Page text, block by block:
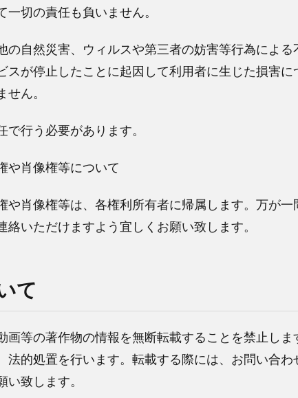
切の責任も負いません。
の自然災害、ウィルスや第三者の妨害等行為による
スが停止したことに起因して利用者に生じた損害に
ん。
行う必要があります。
や肖像権等について
や肖像権等は、各権利所有者に帰属します。万が一
いただけますよう宜しくお願い致します。
て
等の著作物の情報を無断転載することを禁止しま
法的処置を行います。転載する際には、お問い合わ
致します。